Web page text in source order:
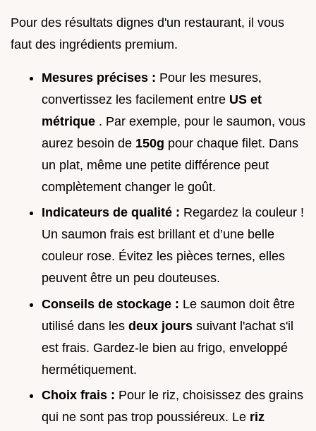
Pour des résultats dignes d'un restaurant, il vous
faut des ingrédients premium.
Mesures précises : Pour les mesures,
convertissez les facilement entre US et
métrique . Par exemple, pour le saumon, vous
aurez besoin de 150g pour chaque filet. Dans
un plat, même une petite différence peut
complètement changer le goût.
Indicateurs de qualité : Regardez la couleur !
Un saumon frais est brillant et d’une belle
couleur rose. Évitez les pièces ternes, elles
peuvent être un peu douteuses.
Conseils de stockage : Le saumon doit être
utilisé dans les deux jours suivant l'achat s'il
est frais. Gardez-le bien au frigo, enveloppé
hermétiquement.
Choix frais : Pour le riz, choisissez des grains
qui ne sont pas trop poussiéreux. Le riz